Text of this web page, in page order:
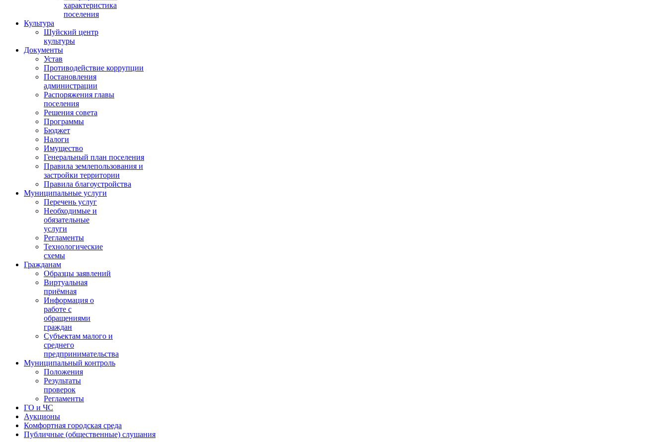
характеристика
поселения
Культура
Шуйский центр
культуры
Документы
Устав
Противодействие коррупции
Постановления
администрации
Распоряжения главы
поселения
Решения совета
Программы
Бюджет
Налоги
Имущество
Генеральный план поселения
Правила землепользования и
застройки территории
Правила благоустройства
Муниципальные услуги
Перечень услуг
Необходимые и
обязательные
услуги
Регламенты
Технологические
схемы
Гражданам
Образцы заявлений
Виртуальная
приёмная
Информация о
работе с
обращениями
граждан
Субъектам малого и
среднего
предпринимательства
Муниципальный контроль
Положения
Результаты
проверок
Регламенты
ГО и ЧС
Аукционы
Комфортная городская среда
Публичные (общественные) слушания